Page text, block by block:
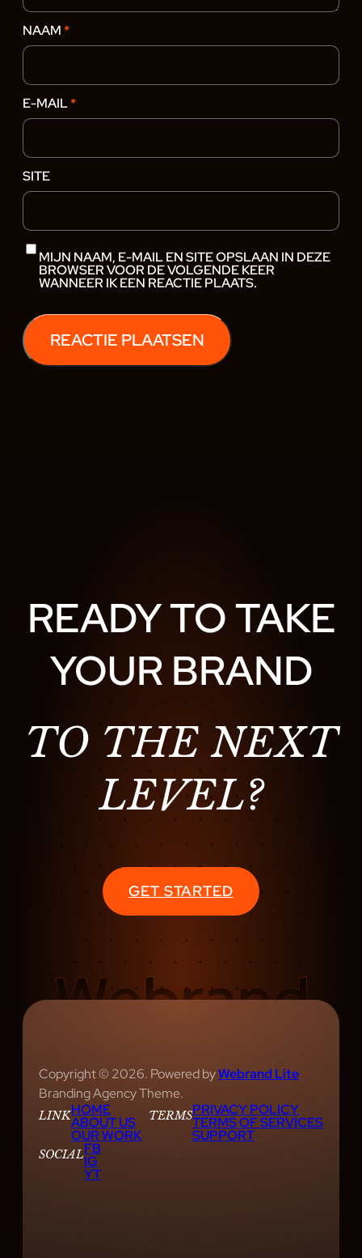
NAAM *
E-MAIL*
SITE
MIJN NAAM, E-MAIL EN SITE OPSLAAN IN DEZE
BROWSER VOOR DE VOLGENDE KEER
WANNEER IK EEN REACTIE PLAATS.
READY TO TAKE
YOUR BRAND
TO THE NEXT
LEVEL?
GET STARTED
Copyright © 2026. Powered byWebrand Lite
Branding Agency Theme.
LINKHOME
ABOUT US
OUR WORK
TERMSPRIVACY POLICY
TERMS OF SERVICES
SUPPORT
SOCIALFB
IG
YT